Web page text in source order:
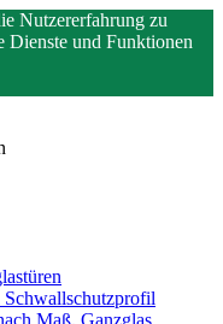
Nutzererfahrung zu
Dienste und Funktionen
Maß, Ganzglas